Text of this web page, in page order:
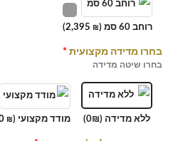
רוחב 60 סמ ( 2,395 ₪
)
בחרו מדידה מקצועית *
בחרו שיטה מדידה
ללא מדידה (0₪) מודד מקצועי ( ₪